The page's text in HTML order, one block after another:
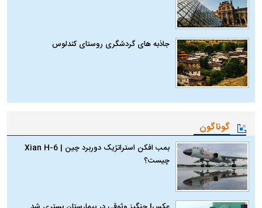
جاذبه های گردشگری روستای کندلوس
گوناگون
بمب افکن استراتژیک دوربرد چین | Xian H-6
چیست؟